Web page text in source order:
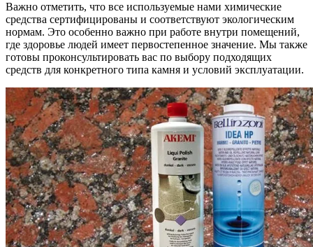
Важно отметить, что все используемые нами химические
средства сертифицированы и соответствуют экологическим
нормам. Это особенно важно при работе внутри помещений,
где здоровье людей имеет первостепенное значение. Мы также
готовы проконсультировать вас по выбору подходящих
средств для конкретного типа камня и условий эксплуатации.